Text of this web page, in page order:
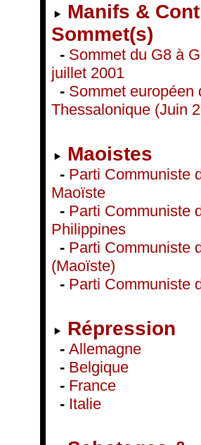
Manifs &
Sommet(s)
- Sommet du G8 à
juillet 2001
- Sommet européen
Thessalonique (Juin
Maoistes
- Parti Communiste
Maoïste
- Parti Communiste
Philippines
- Parti Communiste
(Maoïste)
- Parti Communiste
Répression
- Allemagne
- Belgique
- France
- Italie